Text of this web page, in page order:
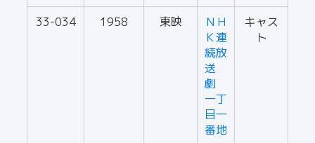
33-034 1958 東映
ＮＨ
Ｋ連
続放
送
劇
一丁
目一
番地
キャス
ト